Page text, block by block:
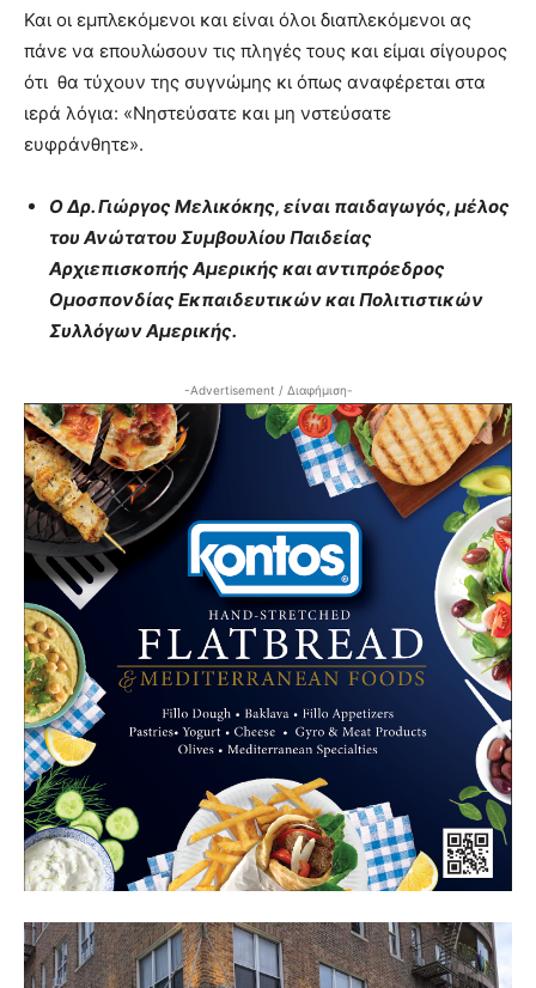
Και οι εμπλεκόμενοι και είναι όλοι διαπλεκόμενοι ας
πάνε να επουλώσουν τις πληγές τους και είμαι σίγουρος
ότι θα τύχουν της συγνώμης κι όπως αναφέρεται στα
ιερά λόγια: «Νηστεύσατε και μη νστεύσατε
ευφράνθητε».
Ο Δρ. Γιώργος Μελικόκης, είναι παιδαγωγός, μέλος
του Ανώτατου Συμβουλίου Παιδείας
Αρχιεπισκοπής Αμερικής και αντιπρόεδρος
Ομοσπονδίας Εκπαιδευτικών και Πολιτιστικών
Συλλόγων Αμερικής.
-Advertisement / Διαφήμιση-